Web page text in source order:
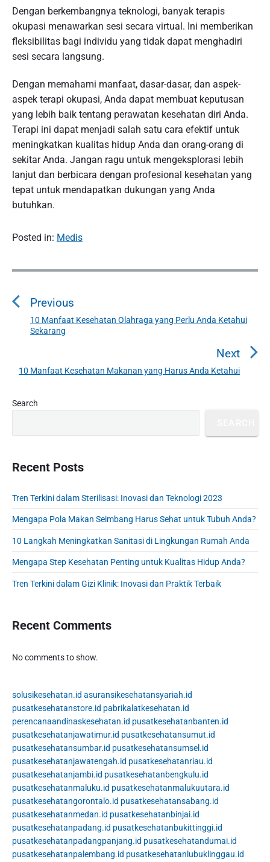
Dengan berkembangnya teknologi, banyak terapis
okupasi menawarkan sesi secara virtual. Ini memberikan
fleksibilitas bagi individu yang tidak dapat menghadiri
sesi secara langsung.
Dengan memahami manfaat, dasar-dasar, dan aspek-
aspek terapi okupasi, Anda dapat membuat keputusan
yang lebih baik tentang perawatan kesehatan diri Anda.
Terapi ini dapat menjadi salah satu cara efektif untuk
meningkatkan kualitas hidup Anda dan orang-orang di
sekitar Anda. Jangan ragu untuk mengeksplorasi lebih
lanjut dan berbicara dengan profesional kesehatan yang
tepat untuk mendapatkan dukungan yang Anda
butuhkan.
Posted in: Medis
P
s
g
t
o
Previous
P
r
v
o
u
s
10 Manfaat Kesehatan Olahraga yang Perlu Anda Ketahui
Sekarang
Next
N
10 Manfaat Kesehatan Makanan yang Harus Anda Ketahui
P
r
i
d
b
r
Search
Recent Posts
Tren Terkini dalam Sterilisasi: Inovasi dan Teknologi 2023
Mengapa Pola Makan Seimbang Harus Sehat untuk Tubuh Anda?
10 Langkah Meningkatkan Sanitasi di Lingkungan Rumah Anda
Mengapa Step Kesehatan Penting untuk Kualitas Hidup Anda?
Tren Terkini dalam Gizi Klinik: Inovasi dan Praktik Terbaik
Recent Comments
No comments to show.
solusikesehatan.id asuransikesehatansyariah.id
pusatkesehatanstore.id pabrikalatkesehatan.id
perencanaandinaskesehatan.id pusatkesehatanbanten.id
pusatkesehatanjawatimur.id pusatkesehatansumut.id
pusatkesehatansumbar.id pusatkesehatansumsel.id
pusatkesehatanjawatengah.id pusatkesehatanriau.id
pusatkesehatanjambi.id pusatkesehatanbengkulu.id
pusatkesehatanmaluku.id pusatkesehatanmalukuutara.id
pusatkesehatangorontalo.id pusatkesehatansabang.id
pusatkesehatanmedan.id pusatkesehatanbinjai.id
pusatkesehatanpadang.id pusatkesehatanbukittinggi.id
pusatkesehatanpadangpanjang.id pusatkesehatandumai.id
pusatkesehatanpalembang.id pusatkesehatanlubuklinggau.id